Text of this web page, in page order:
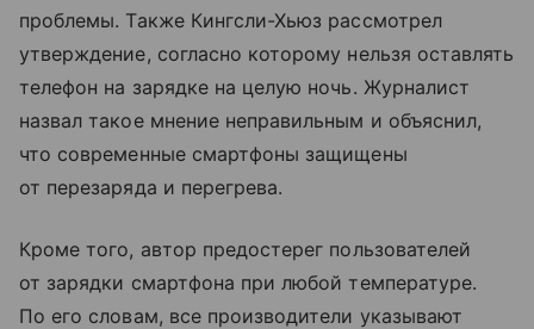
проблемы. Также Кингсли-Хьюз рассмотрел
утверждение, согласно которому нельзя оставлять
телефон на зарядке на целую ночь. Журналист
назвал такое мнение неправильным и объяснил,
что современные смартфоны защищены
от перезаряда и перегрева.
Кроме того, автор предостерег пользователей
от зарядки смартфона при любой температуре.
По его словам, все производители указывают